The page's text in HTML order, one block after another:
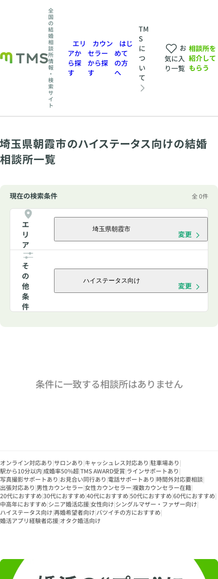
全
国
の
結
婚
相
談
所
情
報
・
検
索
サ
イ
ト
エリ
アか
ら探
す
カウン
セラー
から探
す
はじ
めて
の方
へ
TM
S
に
つ
い
て
お
気に入
り一覧
相談所を
紹介して
もらう
玉県朝霞市のハイステータス向けの結婚
相談所一覧
現在の検索条件 全 0件
エ
リ
ア
埼玉県朝霞市
変更
そ
の
他
条
件
ハイステータス向け
変更
条件に一致する相談所はありません
オンライン対応あり|サロンあり|キャッシュレス対応あり|駐車場あり|
駅から10分以内|成婚率50%超|TMS AWARD受賞|ラインサポートあり|
写真撮影サポートあり|お見合い同行あり|電話サポートあり|時間外対応要相談|
出張対応あり|男性カウンセラー|女性カウンセラー|複数カウンセラー在籍|
20代におすすめ|30代におすすめ|40代におすすめ|50代におすすめ|60代におすすめ|
中高年におすすめ|シニア婚活応援|女性向け|シングルマザー・ファザー向け|
ハイステータス向け|再婚希望者向け|バツイチの方におすすめ|
婚活アプリ経験者応援|オタク婚活向け